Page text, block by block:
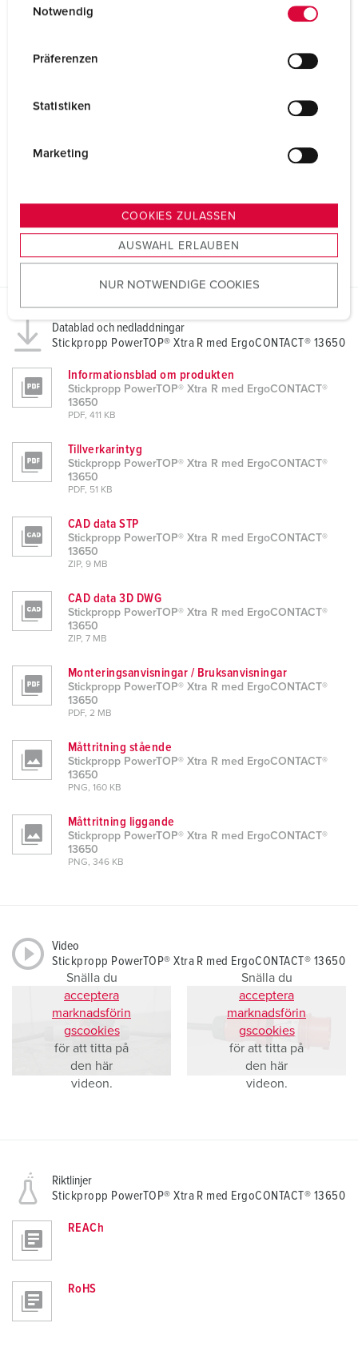
s
u
w
h
Notwendig
Präferenzen
Statistiken
Marketing
COOKIES ZULASSEN
AUSWAHL ERLAUBEN
NUR NOTWENDIGE COOKIES
Datablad och nedladdningar
Stickpropp PowerTOP® Xtra R med ErgoCONTACT® 13650
Informationsblad om produkten
Stickpropp PowerTOP® Xtra R med ErgoCONTACT®
13650
PDF, 411 KB
Tillverkarintyg
Stickpropp PowerTOP® Xtra R med ErgoCONTACT®
13650
PDF, 51 KB
CAD data STP
Stickpropp PowerTOP® Xtra R med ErgoCONTACT®
13650
ZIP, 9 MB
CAD data 3D DWG
Stickpropp PowerTOP® Xtra R med ErgoCONTACT®
13650
ZIP, 7 MB
Monteringsanvisningar / Bruksanvisningar
Stickpropp PowerTOP® Xtra R med ErgoCONTACT®
13650
PDF, 2 MB
Måttritning stående
Stickpropp PowerTOP® Xtra R med ErgoCONTACT®
13650
PNG, 160 KB
Måttritning liggande
Stickpropp PowerTOP® Xtra R med ErgoCONTACT®
13650
PNG, 346 KB
Video
Stickpropp PowerTOP® Xtra R med ErgoCONTACT® 13650
Snälla du
acceptera
marknadsförin
gscookies
för att titta på
den här
videon.
Snälla du
acceptera
marknadsförin
gscookies
för att titta på
den här
videon.
Riktlinjer
Stickpropp PowerTOP® Xtra R med ErgoCONTACT® 13650
REACh
RoHS